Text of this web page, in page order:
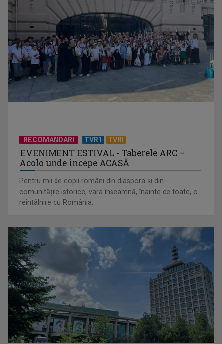
RECOMANDARI TVR1 TVRI
EVENIMENT ESTIVAL - Taberele ARC –
Acolo unde începe ACASĂ
Pentru mii de copii români din diaspora și din
comunitățile istorice, vara înseamnă, înainte de toate, o